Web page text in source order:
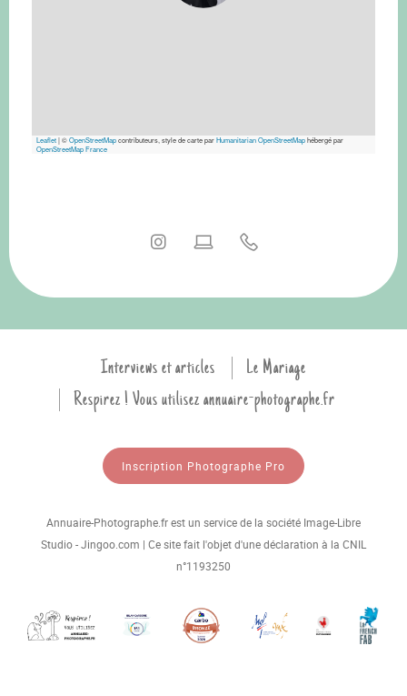
Leaflet|©OpenStreetMapcontributeurs, style de carte parHumanitarian OpenStreetMaphébergé par
OpenStreetMap France
Interviews et articles
Le Mariage
Respirez ! Vous utilisez annuaire-photographe.fr
Inscription Photographe Pro
Annuaire-Photographe.fr est un service de la société Image-Libre
Studio - Jingoo.com | Ce site fait l'objet d'une déclaration à la CNIL
n°1193250